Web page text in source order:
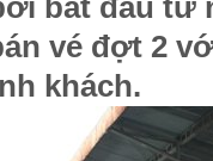
vé đợt 2
khách.